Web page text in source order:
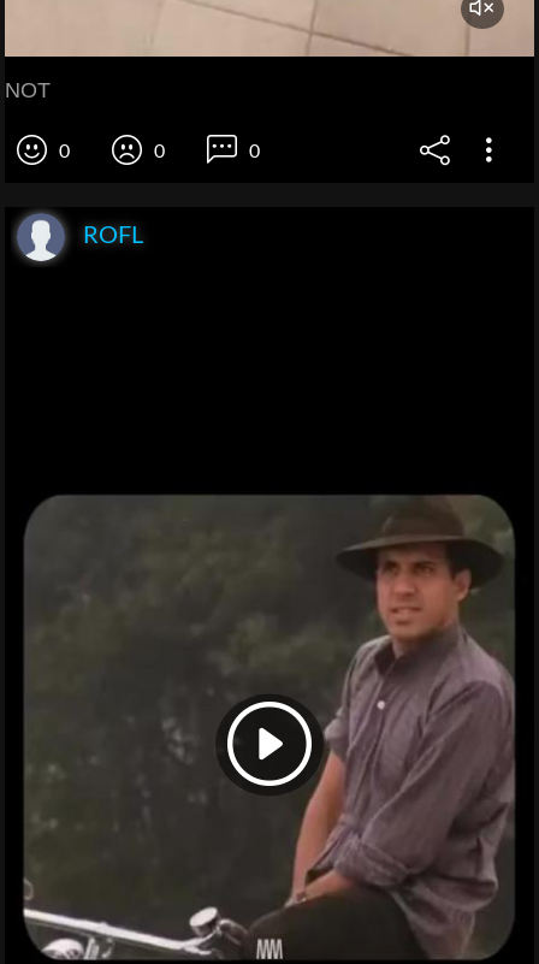
NOT
0 0 0
ROFL